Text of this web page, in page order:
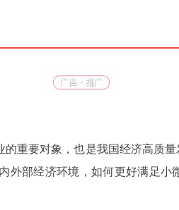
重要对象，也是我国经济高质
外部经济环境，如何更好满足小